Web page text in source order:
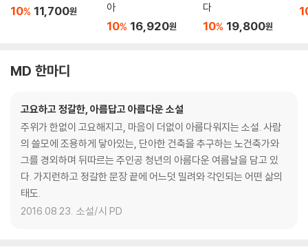
10% 11,700원
아
10% 16,920원
다
10% 19,800원
MD 한마디
고요하고 정갈한, 아름답고 아름다운 소설
주위가 한없이 고요해지고, 마음이 더없이 아름다워지는 소설. 사람
의 쓸모에 조용하게 닿아있는, 단아한 건축을 추구하는 노건축가와
그를 경외하며 뒤따르는 주인공 청년의 아름다운 여름날을 담고 있
다. 가지런하고 정갈한 문장 끝에 어느덧 밀려와 각인되는 어떤 삶의
태도.
2016.08.23. 소설/시 PD